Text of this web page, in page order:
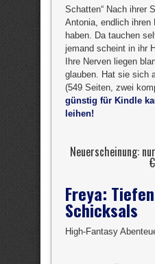
Schatten“ Nach ihrer
Antonia, endlich ihren
haben. Da tauchen
jemand scheint in ihr
Ihre Nerven liegen
glauben. Hat sie sich
(549 Seiten, zwei
günstig für Kindle
leihen!
Neuerscheinung:
€
Freya:
Schicksals
High-Fantasy